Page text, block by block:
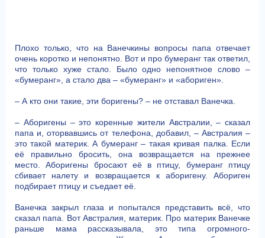
Плохо только, что на Ванечкины вопросы папа отвечает
очень коротко и непонятно. Вот и про бумеранг так ответил,
что только хуже стало. Было одно непонятное слово –
«бумеранг», а стало два – «бумеранг» и «абориген».
– А кто они такие, эти боригены? – не отставал Ванечка.
– Аборигены – это коренные жители Австралии, – сказал
папа и, оторвавшись от телефона, добавил, – Австралия –
это такой материк. А бумеранг – такая кривая палка. Если
её правильно бросить, она возвращается на прежнее
место. Аборигены бросают её в птицу, бумеранг птицу
сбивает налету и возвращается к аборигену. Абориген
подбирает птицу и съедает её.
Ванечка закрыл глаза и попытался представить всё, что
сказал папа. Вот Австралия, материк. Про материк Ванечке
раньше мама рассказывала, это типа огромного-